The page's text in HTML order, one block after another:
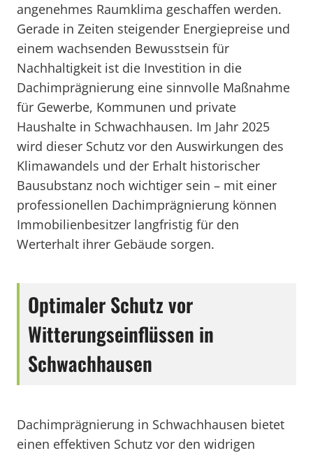
angenehmes Raumklima geschaffen werden.
Gerade in Zeiten steigender Energiepreise und
einem wachsenden Bewusstsein für
Nachhaltigkeit ist die Investition in die
Dachimprägnierung eine sinnvolle Maßnahme
für Gewerbe, Kommunen und private
Haushalte in Schwachhausen. Im Jahr 2025
wird dieser Schutz vor den Auswirkungen des
Klimawandels und der Erhalt historischer
Bausubstanz noch wichtiger sein – mit einer
professionellen Dachimprägnierung können
Immobilienbesitzer langfristig für den
Werterhalt ihrer Gebäude sorgen.
Optimaler Schutz vor
Witterungseinflüssen in
Schwachhausen
Dachimprägnierung in Schwachhausen bietet
einen effektiven Schutz vor den widrigen